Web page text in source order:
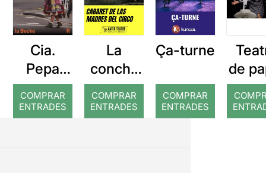
Cia.
Pepa
Plana: A
cada pas
COMPRAR
ENTRADES
La
concha
de tu
madre
Cabaret
COMPRAR
ENTRADES
Ça-turne
COMPRAR
ENTRADES
de